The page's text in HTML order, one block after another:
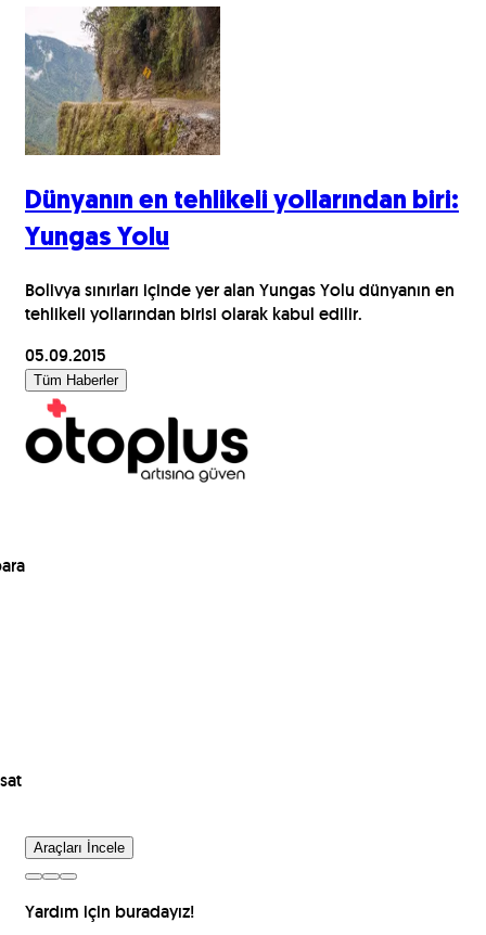
Dünyanın en tehlikeli yollarından biri:
Yungas Yolu
Bolivya sınırları içinde yer alan Yungas Yolu dünyanın en
tehlikeli yollarından birisi olarak kabul edilir.
05.09.2015
Tüm Haberler
Araçları İncele
Yardım için buradayız!